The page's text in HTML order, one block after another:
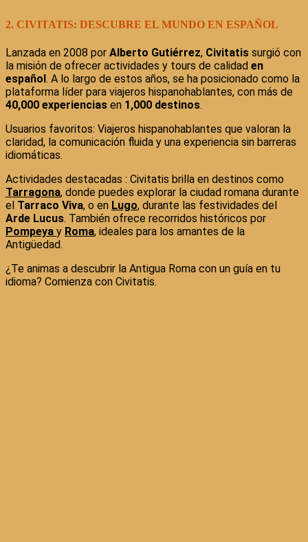
2. CIVITATIS: DESCUBRE EL MUNDO EN ESPAÑOL
Lanzada en 2008 por Alberto Gutiérrez, Civitatis surgió con
la misión de ofrecer actividades y tours de calidad en
español . A lo largo de estos años, se ha posicionado como la
plataforma líder para viajeros hispanohablantes, con más de
40,000 experiencias en 1,000 destinos.
Usuarios favoritos: Viajeros hispanohablantes que valoran la
claridad, la comunicación fluida y una experiencia sin barreras
idiomáticas.
Actividades destacadas : Civitatis brilla en destinos como
Tarragona, donde puedes explorar la ciudad romana durante
el Tarraco Viva, o en Lugo, durante las festividades del
Arde Lucus. También ofrece recorridos históricos por
Pompeya y Roma, ideales para los amantes de la
Antigüedad.
¿Te animas a descubrir la Antigua Roma con un guía en tu
idioma? Comienza con Civitatis.